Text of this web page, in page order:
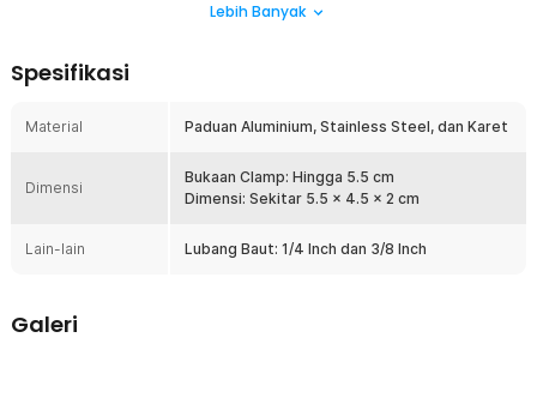
Kapasitas Beban Profesional
memasang kamera DSLR berat sekalipun dengan rasa aman yang
presisi memastikan kamera tetap pada posisinya tanpa bergeser
sedikitpun, sehingga hasil rekaman tetap stabil dan bebas dari
Konstruksi Material Premium
tekanan fisik maupun kondisi lingkungan ekstrem saat digunakan di
Lebih Banyak
Spesifikasi
Material Paduan Aluminium, Stainless Steel, dan Karet
Dimensi
Bukaan Clamp: Hingga 5.5 cm
Dimensi: Sekitar 5.5 x 4.5 x 2 cm
Lain-lain Lubang Baut: 1/4 Inch dan 3/8 Inch
Galeri